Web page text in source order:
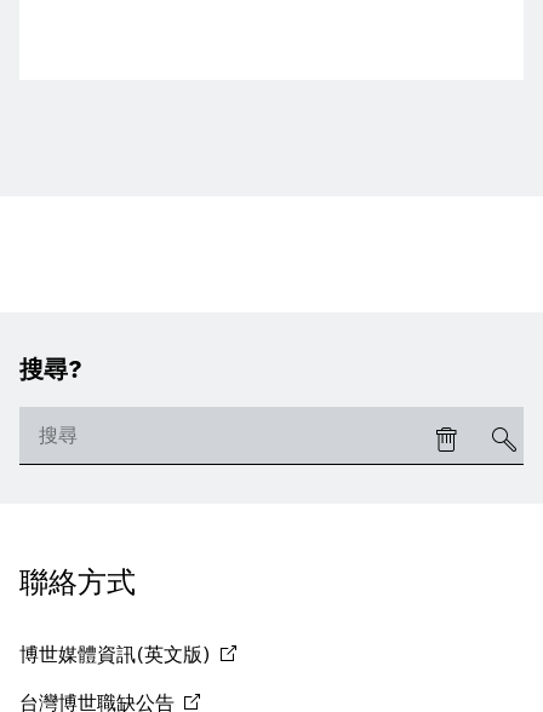
搜尋?
聯絡方式
博世媒體資訊(英文版)
台灣博世職缺公告